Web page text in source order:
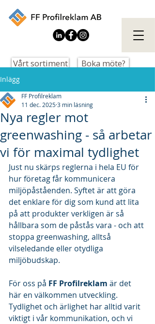
Vårt sortiment Boka möte?
Inlägg
Nya regler mot
greenwashing - så arbetar
vi för maximal tydlighet
FF Profilreklam
11 dec. 20253 min läsning
Just nu skärps reglerna i hela EU för
hur företag får kommunicera
miljöpåståenden. Syftet är att göra
det enklare för dig som kund att lita
på att produkter verkligen är så
hållbara som de påstås vara - och att
stoppa greenwashing, alltså
vilseledande eller otydliga
miljöbudskap.
För oss på FF Profilreklam är det
här en välkommen utveckling.
Tydlighet och ärlighet har alltid varit
viktigt i vår kommunikation, och vi